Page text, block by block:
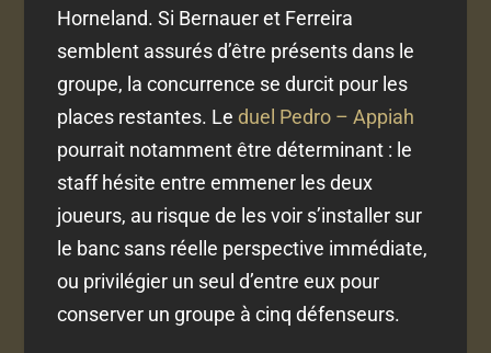
Horneland. Si Bernauer et Ferreira
semblent assurés d’être présents dans le
groupe, la concurrence se durcit pour les
places restantes. Le duel Pedro – Appiah
pourrait notamment être déterminant : le
staff hésite entre emmener les deux
joueurs, au risque de les voir s’installer sur
le banc sans réelle perspective immédiate,
ou privilégier un seul d’entre eux pour
conserver un groupe à cinq défenseurs.